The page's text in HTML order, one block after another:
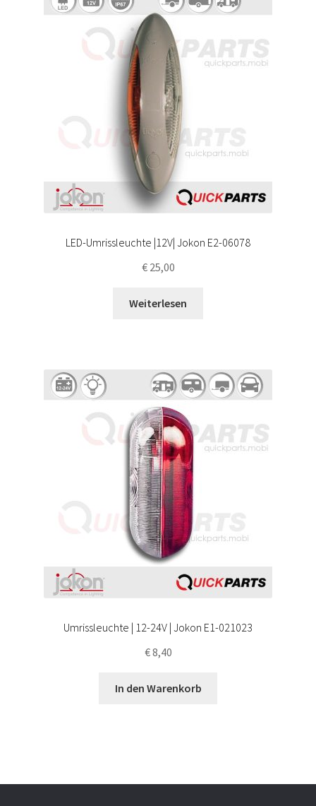
LED-Umrissleuchte |12V| Jokon E2-06078
€25,00
Weiterlesen
Umrissleuchte | 12-24V | Jokon E1-021023
€8,40
In den Warenkorb